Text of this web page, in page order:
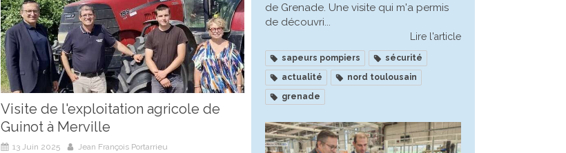
Visite de l'exploitation agricole de
Guinot à Merville
13 Juin 2025
Jean François Portarrieu
de Grenade. Une visite qui m'a permis
de découvri...
Lire l'article
sapeurs pompiers
sécurité
actualité
nord toulousain
grenade